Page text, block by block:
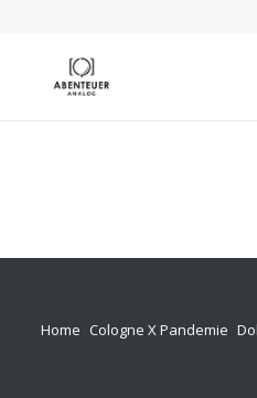
Home Cologne X Pandemie